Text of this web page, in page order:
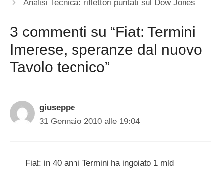
Analisi Tecnica: riflettori puntati sul Dow Jones
3 commenti su “Fiat: Termini
Imerese, speranze dal nuovo
Tavolo tecnico”
giuseppe
31 Gennaio 2010 alle 19:04
Fiat: in 40 anni Termini ha ingoiato 1 mld